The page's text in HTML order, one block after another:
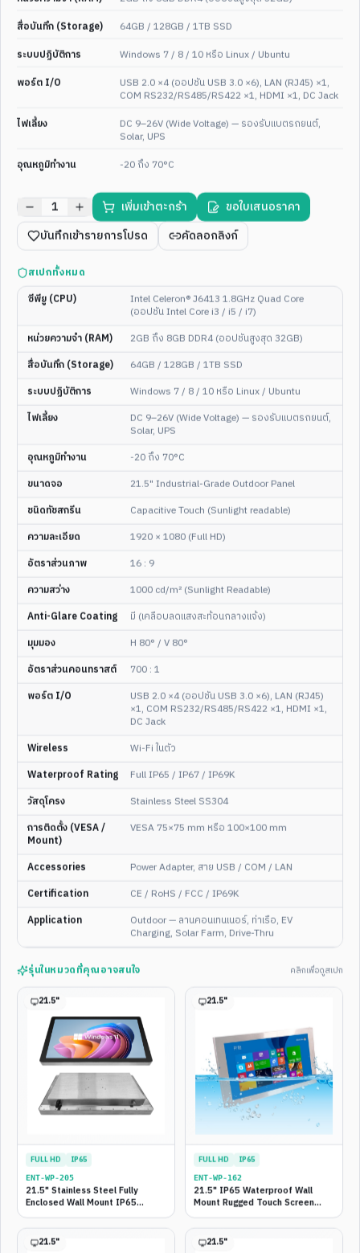
15 / 17 / 19 Inch Embedded
Touch Panel — Budget Series
Waterproof IP69K M12
2/4
ENT-WP- 60
เลือกได้ 5 ขนาด
Industrial HMI
Linux/Windows IP65
Waterproof 10.4 / 12.1 / 15 /
17 / 19 Inch Touch Panel
ENT-WP-205
Food Grade Hygienic
Fanless Embedded Touch
Panel PC — Hygienic Food
Grade
ดูสเปกเต็ม
/4
ENT-WP-162
คุ้มค่าที่สุด
21.5" FULL HD
Mount Rugged Touch Screen
Industrial
ดูสเปกเต็ม
1500 Nits FHD
21.5"
IP65/66/67/68 Multi-Rating,
ดูสเปกเต็ม
3/4
ENT-WP- 111
สเปกแรง Performance
21.5" FULL HD IP65/66/67
21.5" Capacitive Touch Full
Steel Fanless Panel PC —
ดูสเปกเต็ม
21.5" FULL HD IP65/66/67
Integrated Embedded
Profile
ดูสเปกเต็ม
21.5"
OUTDOOR
Readable Panel PC — Full
IP65/67/69K, 1000 nits High
Brightness, Anti-Glare
ดูสเปกเต็ม
สื่อบันทึก (Storage)
64GB / 128GB / 1TB SSD
ระบบปฏิบัติการ
Windows 7 / 8 / 10 หรือ Linux / Ubuntu
พอร์ต I/O
USB 2.0 ×4 (ออปชัน USB 3.0 ×6), LAN (RJ45) ×1,
COM RS232/RS485/RS422 ×1, HDMI ×1, DC Jack
ไฟเลี้ยง
DC 9–26V (Wide Voltage) — รองรับแบตรถยนต์,
Solar, UPS
อุณหภูมิทำงาน
-20 ถึง 70°C
1 เพิ่มเข้าตะกร้า
ขอใบเสนอราคา
บันทึกเข้ารายการโปรด
คัดลอกลิงก์
สเปกทั้งหมด
ซีพียู (CPU)
Intel Celeron® J6413 1.8GHz Quad Core
(ออปชัน Intel Core i3 / i5 / i7)
หน่วยความจำ (RAM)
2GB ถึง 8GB DDR4 (ออปชันสูงสุด 32GB)
สื่อบันทึก (Storage)
64GB / 128GB / 1TB SSD
ระบบปฏิบัติการ
Windows 7 / 8 / 10 หรือ Linux / Ubuntu
ไฟเลี้ยง
DC 9–26V (Wide Voltage) — รองรับแบตรถยนต์,
Solar, UPS
อุณหภูมิทำงาน
-20 ถึง 70°C
ขนาดจอ
21.5" Industrial-Grade Outdoor Panel
ชนิดทัชสกรีน
Capacitive Touch (Sunlight readable)
ความละเอียด
1920 × 1080 (Full HD)
อัตราส่วนภาพ
16 : 9
ความสว่าง
1000 cd/m² (Sunlight Readable)
Anti-Glare Coating
มี (เคลือบลดแสงสะท้อนกลางแจ้ง)
มุมมอง
H 80° / V 80°
อัตราส่วนคอนทราสต์
700 : 1
พอร์ต I/O
USB 2.0 ×4 (ออปชัน USB 3.0 ×6), LAN (RJ45)
×1, COM RS232/RS485/RS422 ×1, HDMI ×1,
DC Jack
Wireless
Wi-Fi ในตัว
Waterproof Rating
Full IP65 / IP67 / IP69K
วัสดุโครง
Stainless Steel SS304
การติดตั้ง (VESA /
Mount)
VESA 75×75 mm หรือ 100×100 mm
Accessories
Power Adapter, สาย USB / COM / LAN
Certification
CE / RoHS / FCC / IP69K
Application
Outdoor — ลานคอนเทนเนอร์, ท่าเรือ, EV
Charging, Solar Farm, Drive-Thru
รุ่นในหมวดที่คุณอาจสนใจ คลิกเพื่อดูสเปก
21.5"
FULL HD IP65
ENT-WP-205
21.5" Stainless Steel Fully
Enclosed Wall Mount IP65
21.5"
FULL HD IP65
ENT-WP-162
21.5" IP65 Waterproof Wall
Mount Rugged Touch Screen
21.5" 21.5"